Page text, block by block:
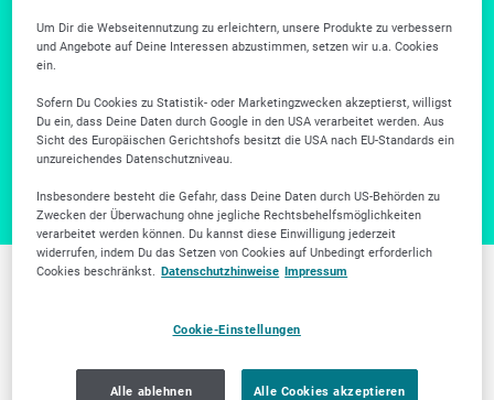
Du findest nicht
wonach du suchst?
Weitere Unternehmen gibt es in unserer Firmensuche.
Zur Firmensuche
Um Dir die Webseitennutzung zu erleichtern, unsere Produkte zu verbessern
und Angebote auf Deine Interessen abzustimmen, setzen wir u.a. Cookies
ein.
Sofern Du Cookies zu Statistik- oder Marketingzwecken akzeptierst, willigst
Du ein, dass Deine Daten durch Google in den USA verarbeitet werden. Aus
Sicht des Europäischen Gerichtshofs besitzt die USA nach EU-Standards ein
unzureichendes Datenschutzniveau.
Insbesondere besteht die Gefahr, dass Deine Daten durch US-Behörden zu
Zwecken der Überwachung ohne jegliche Rechtsbehelfsmöglichkeiten
verarbeitet werden können. Du kannst diese Einwilligung jederzeit
widerrufen, indem Du das Setzen von Cookies auf Unbedingt erforderlich
Cookies beschränkst. Datenschutzhinweise Impressum
Cookie-Einstellungen
Alle ablehnen Alle Cookies akzeptieren